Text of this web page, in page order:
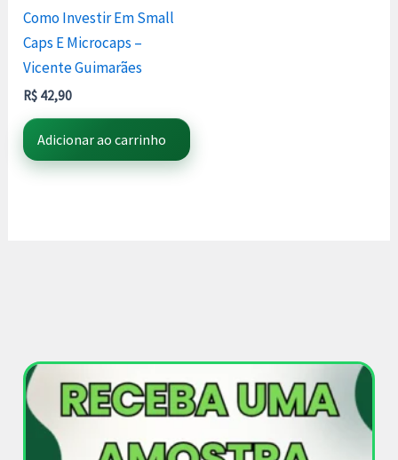
Como Investir Em Small
Caps E Microcaps –
Vicente Guimarães
R$ 42,90
Adicionar ao carrinho